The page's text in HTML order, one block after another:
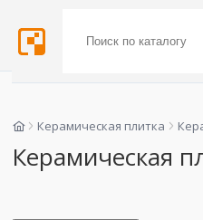
Керамическая плитка
Керамическая